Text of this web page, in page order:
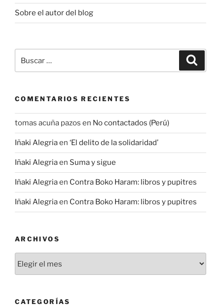
Sobre el autor del blog
por:
COMENTARIOS RECIENTES
tomas acuña pazos en No contactados (Perú)
Iñaki Alegriaen ‘El delito de la solidaridad’
Iñaki Alegriaen Suma y sigue
Iñaki Alegriaen Contra Boko Haram: libros y pupitres
Iñaki Alegriaen Contra Boko Haram: libros y pupitres
ARCHIVOS
CATEGORÍAS